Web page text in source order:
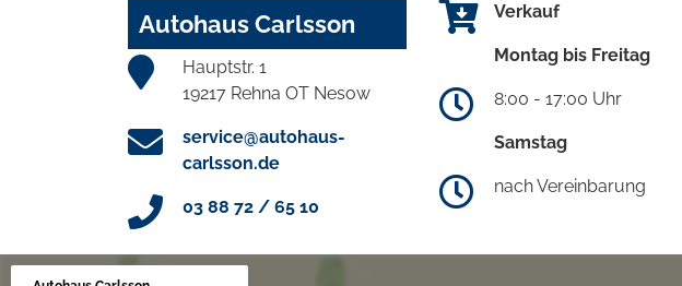
Autohaus Carlsson
Hauptstr. 1
19217 Rehna OT Nesow
service@autohaus-
carlsson.de
03 88 72 / 65 10
Verkauf
Montag bis Freitag
8:00 - 17:00 Uhr
Samstag
nach Vereinbarung